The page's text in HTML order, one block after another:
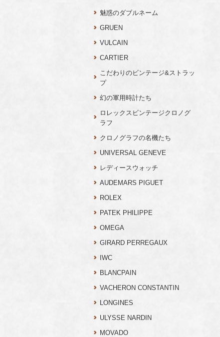
魅惑のダブルネーム
GRUEN
VULCAIN
CARTIER
こだわりのビンテージ&ストラッ
プ
幻の軍用時計たち
ロレックスビンテージクロノグ
ラフ
クロノグラフの名機たち
UNIVERSAL GENEVE
レディースウォッチ
AUDEMARS PIGUET
ROLEX
PATEK PHILIPPE
OMEGA
GIRARD PERREGAUX
IWC
BLANCPAIN
VACHERON CONSTANTIN
LONGINES
ULYSSE NARDIN
MOVADO